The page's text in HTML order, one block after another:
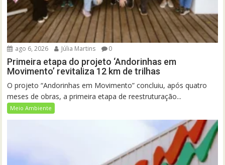
ago 6, 2026 Júlia Martins 0
Primeira etapa do projeto ‘Andorinhas em
Movimento’ revitaliza 12 km de trilhas
O projeto “Andorinhas em Movimento” concluiu, após quatro
meses de obras, a primeira etapa de reestruturação...
Meio Ambiente